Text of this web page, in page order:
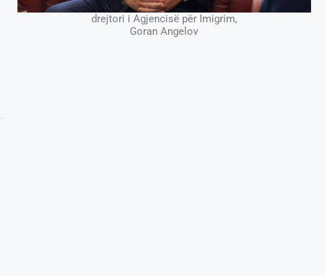
drejtori i Agjencisë për Imigrim,
Goran Angelov